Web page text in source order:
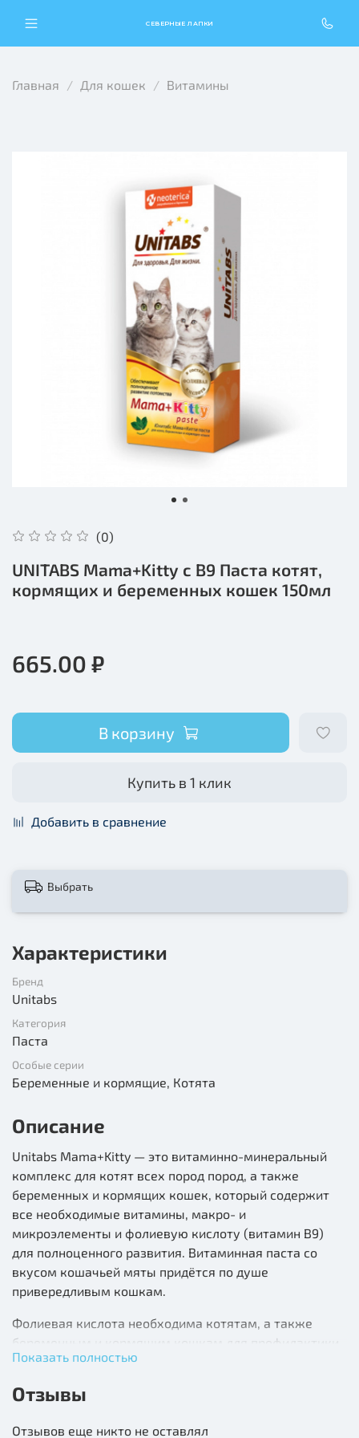
СЕВЕРНЫЕ ЛАПКИ
Главная Для кошек Витамины
(0)
UNITABS Mama+Kitty с B9 Паста котят,
кормящих и беременных кошек 150мл
665.00 ₽
В корзину
Купить в 1 клик
Добавить в сравнение
Выбрать
Характеристики
Бренд
Unitabs
Категория
Паста
Особые серии
Беременные и кормящие, Котята
Описание
Unitabs Mama+Kitty — это витаминно-минеральный
комплекс для котят всех пород пород, а также
беременных и кормящих кошек, который содержит
все необходимые витамины, макро- и
микроэлементы и фолиевую кислоту (витамин В9)
для полноценного развития. Витаминная паста со
вкусом кошачьей мяты придётся по душе
привередливым кошкам.
Фолиевая кислота необходима котятам, а также
беременным и кормящим кошкам для профилактики
паталогий и гармоничного развития.
Unitabs Mama+Kitty для котят, беременных и
Показать полностью
Отзывы
Отзывов еще никто не оставлял